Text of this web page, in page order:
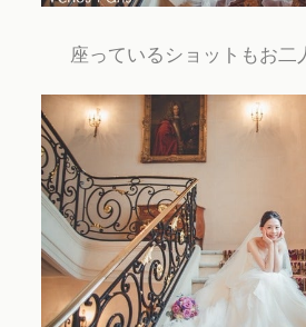
座っているショットもお二